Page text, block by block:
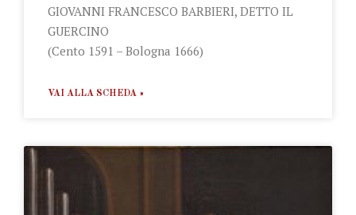
GIOVANNI FRANCESCO BARBIERI, DETTO IL
GUERCINO
(Cento 1591 – Bologna 1666)
VAI ALLA SCHEDA »